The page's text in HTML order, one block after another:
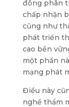
đông phân
chấp nhận
cũng như
phát triển
cao bền
một phần
mạng phát
Điều này
nghề thẩm